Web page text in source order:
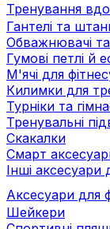
Тренування
Гантелі та
Обважнювачі та
Гумові петлі й
М'ячі для
Килимки для
Турніки та
Тренувальні
Скакалки
Смарт
Інші
Аксесуари для
Шейкери